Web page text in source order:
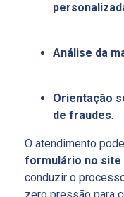
Análise da
Orientação
de fraudes.
O atendimento
formulário no site
conduzir o